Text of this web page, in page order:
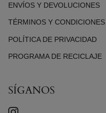
ENVÍOS Y DEVOLUCIONES
TÉRMINOS Y CONDICIONES
POLÍTICA DE PRIVACIDAD
PROGRAMA DE RECICLAJE
SÍGANOS
INSTAGRAM